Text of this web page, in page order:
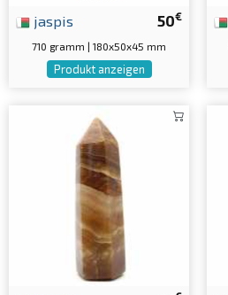
50€
jaspis
710 gramm | 180x50x45 mm
Produkt anzeigen